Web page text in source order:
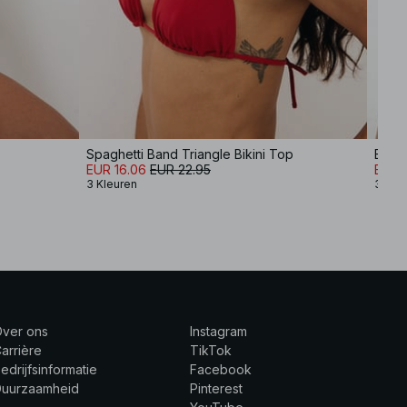
Spaghetti Band Triangle Bikini Top
EUR 16.06 EUR 22.95
3 Kleuren
EUR
3
ons
Instagram
TikTok
Facebook
Pinterest